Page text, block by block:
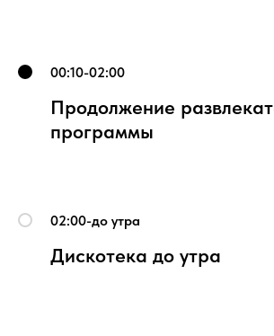
00:10-02:00
Продолжение
программы
02:00-до утра
Дискотека до утра